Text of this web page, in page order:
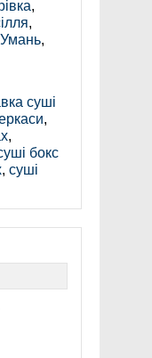
,
,
Умань,
суші
,
,
бокс
, суші